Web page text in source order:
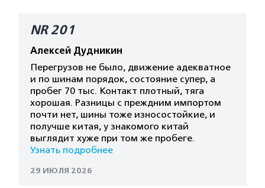
NR 201
Алексей Дудникин
Перегрузов не было, движение адекватное
и по шинам порядок, состояние супер, а
пробег 70 тыс. Контакт плотный, тяга
хорошая. Разницы с преждним импортом
почти нет, шины тоже износостойкие, и
получше китая, у знакомого китай
выглядит хуже при том же пробеге.
Узнать подробнее
29 ИЮЛЯ 2026